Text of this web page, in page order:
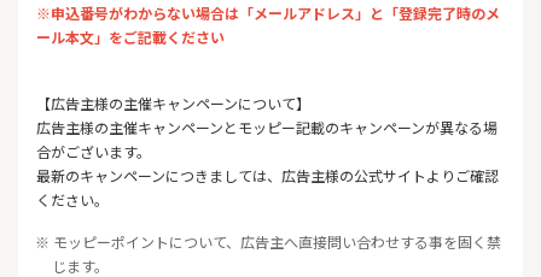
※申込番号がわからない場合は「メールアドレス」と「登録完了時のメ
ール本文」をご記載ください
【広告主様の主催キャンペーンについて】
広告主様の主催キャンペーンとモッピー記載のキャンペーンが異なる場
合がございます。
最新のキャンペーンにつきましては、広告主様の公式サイトよりご確認
ください。
※ モッピーポイントについて、広告主へ直接問い合わせする事を固く禁
じます。